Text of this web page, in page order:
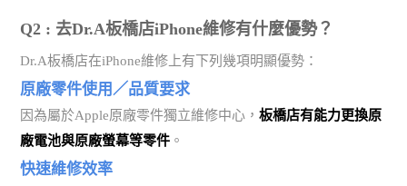
Q2 : 去Dr.A板橋店iPhone維修有什麼優勢？
Dr.A板橋店在iPhone維修上有下列幾項明顯優勢：
原廠零件使用／品質要求
因為屬於Apple原廠零件獨立維修中心，板橋店有能力更換原
廠電池與原廠螢幕等零件 。
快速維修效率